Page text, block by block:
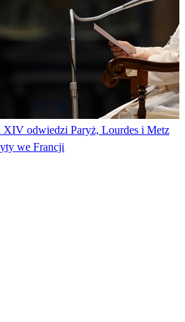
XIV odwiedzi Paryż, Lourdes i Metz
we Francji